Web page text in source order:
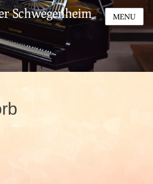
Schwegenheim MENU